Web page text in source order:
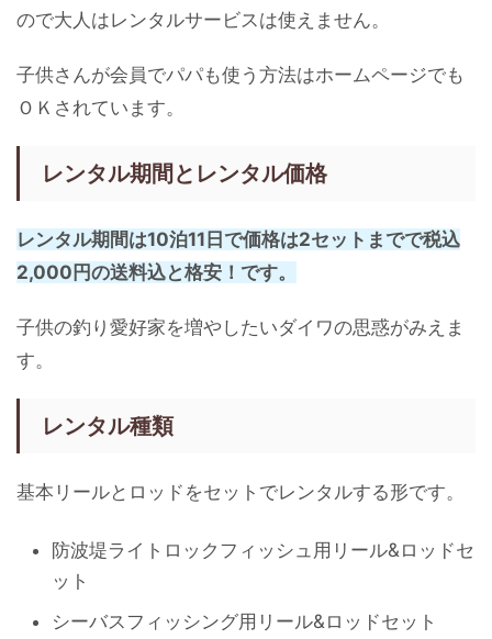
ので大人はレンタルサービスは使えません。
子供さんが会員でパパも使う方法はホームページでも
ＯＫされています。
レンタル期間とレンタル価格
レンタル期間は10泊11日で価格は2セットまでで税込
2,000円の送料込と格安！です。
子供の釣り愛好家を増やしたいダイワの思惑がみえま
す。
レンタル種類
基本リールとロッドをセットでレンタルする形です。
防波堤ライトロックフィッシュ用リール&ロッドセ
ット
シーバスフィッシング用リール&ロッドセット